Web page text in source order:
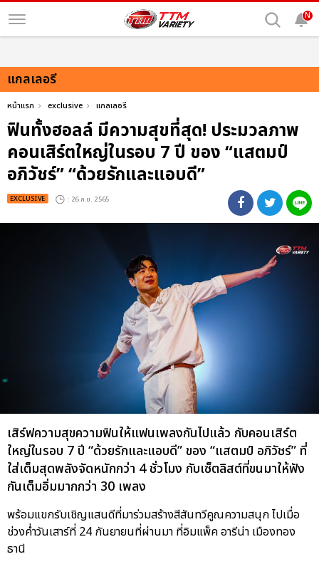
N
แกลเลอรี
หน้าแรก exclusive แกลเลอรี
ฟินทั้งฮอลล์ มีความสุขที่สุด! ประมวลภาพ
คอนเสิร์ตใหญ่ในรอบ 7 ปี ของ “แสตมป์
อภิวัชร์” “ด้วยรักและแอบดี”
EXCLUSIVE : 26 ก.ย. 2565
เสิร์ฟความสุขความฟินให้แฟนเพลงกันไปแล้ว กับคอนเสิร์ต
ใหญ่ในรอบ 7 ปี “ด้วยรักและแอบดี” ของ “แสตมป์ อภิวัชร์” ที่
ใส่เต็มสุดพลังจัดหนักกว่า 4 ชั่วโมง กับเซ็ตลิสต์ที่ขนมาให้ฟัง
กันเต็มอิ่มมากกว่า 30 เพลง
พร้อมแขกรับเชิญแสนดีที่มาร่วมสร้างสีสันทวีคูณความสนุก ไปเมื่อ
ช่วงค่ำวันเสาร์ที่ 24 กันยายนที่ผ่านมา ที่อิมแพ็ค อารีน่า เมืองทอง
ธานี